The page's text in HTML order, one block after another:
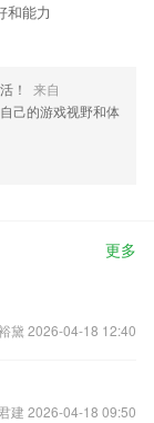
和能力
！
来自
己的游戏视野和体
更多
黛 2026-04-18 12:40
建 2026-04-18 09:50